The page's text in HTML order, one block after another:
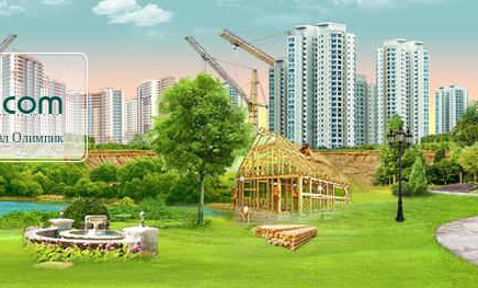
Олимпик